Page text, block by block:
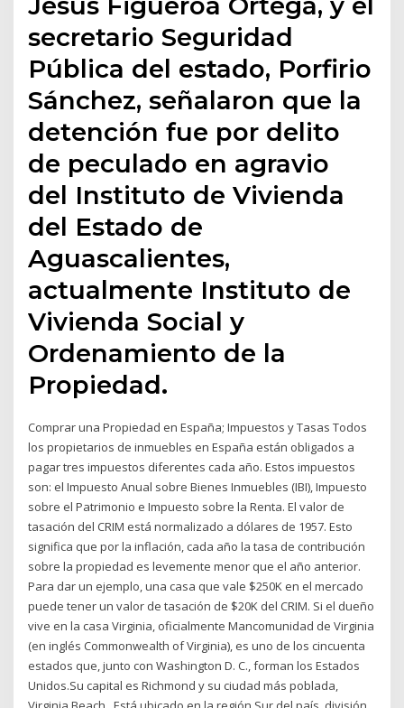
secretario Seguridad
Pública del estado, Porfirio
Sánchez, señalaron que la
detención fue por delito
de peculado en agravio
del Instituto de Vivienda
del Estado de
Aguascalientes,
actualmente Instituto de
Vivienda Social y
Ordenamiento de la
Propiedad.
Comprar una Propiedad en España; Impuestos y Tasas Todos
los propietarios de inmuebles en España están obligados a
pagar tres impuestos diferentes cada año. Estos impuestos
son: el Impuesto Anual sobre Bienes Inmuebles (IBI), Impuesto
sobre el Patrimonio e Impuesto sobre la Renta. El valor de
tasación del CRIM está normalizado a dólares de 1957. Esto
significa que por la inflación, cada año la tasa de contribución
sobre la propiedad es levemente menor que el año anterior.
Para dar un ejemplo, una casa que vale $250K en el mercado
puede tener un valor de tasación de $20K del CRIM. Si el dueño
vive en la casa Virginia, oficialmente Mancomunidad de Virginia
(en inglés Commonwealth of Virginia), es uno de los cincuenta
estados que, junto con Washington D. C., forman los Estados
Unidos.Su capital es Richmond y su ciudad más poblada,